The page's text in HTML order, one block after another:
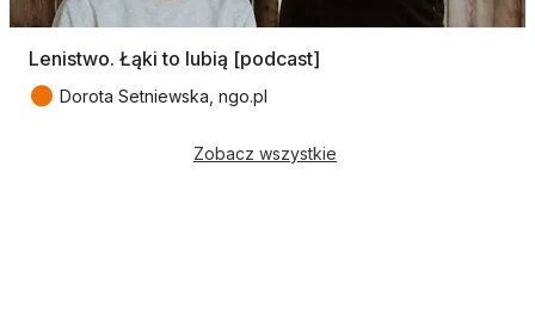
Lenistwo. Łąki to lubią [podcast]
● Dorota Setniewska, ngo.pl
Zobacz wszystkie